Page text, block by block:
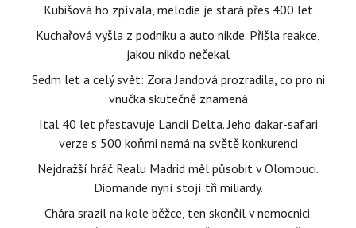
Kubišová ho zpívala, melodie je stará přes 400 let
Kuchařová vyšla z podniku a auto nikde. Přišla reakce,
jakou nikdo nečekal
Sedm let a celý svět: Zora Jandová prozradila, co pro ni
vnučka skutečně znamená
Ital 40 let přestavuje Lancii Delta. Jeho dakar-safari
verze s 500 koňmi nemá na světě konkurenci
Nejdražší hráč Realu Madrid měl působit v Olomouci.
Diomande nyní stojí tři miliardy.
Chára srazil na kole běžce, ten skončil v nemocnici.